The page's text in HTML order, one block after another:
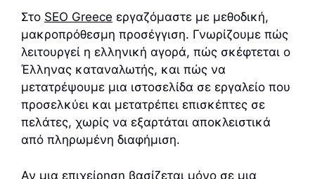
Στο SEO Greece εργαζόμαστε με μεθοδική,
μακροπρόθεσμη προσέγγιση. Γνωρίζουμε πώς
λειτουργεί η ελληνική αγορά, πώς σκέφτεται ο
Έλληνας καταναλωτής, και πώς να
μετατρέψουμε μια ιστοσελίδα σε εργαλείο που
προσελκύει και μετατρέπει επισκέπτες σε
πελάτες, χωρίς να εξαρτάται αποκλειστικά
από πληρωμένη διαφήμιση.
Αν μια επιχείρηση βασίζεται μόνο σε μια